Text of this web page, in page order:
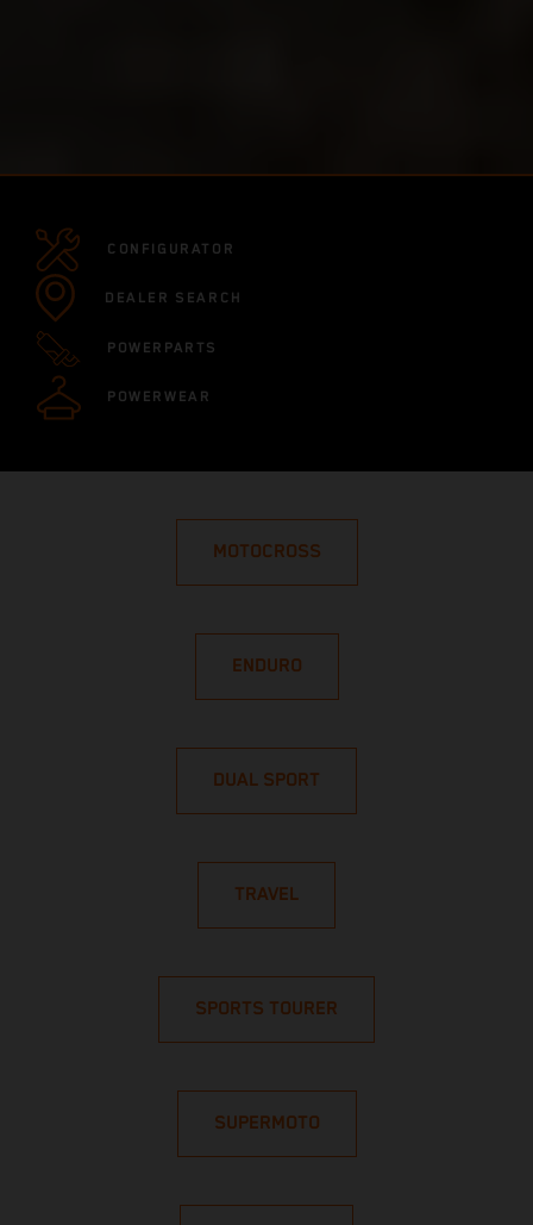
CONFIGURATOR
DEALER SEARCH
POWERPARTS
POWERWEAR
MOTOCROSS
ENDURO
DUAL SPORT
TRAVEL
SPORTS TOURER
SUPERMOTO